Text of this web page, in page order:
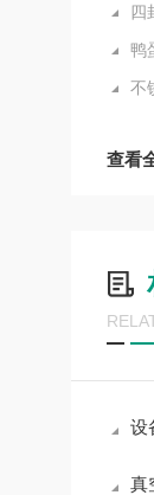
四
鸭
不
查看
设
真